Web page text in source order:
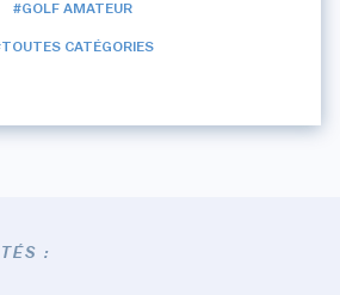
#GOLF AMATEUR
CATÉGORIES
: